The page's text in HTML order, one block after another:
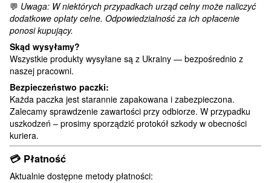
💬 Uwaga: W niektórych przypadkach urząd celny może naliczyć
dodatkowe opłaty celne. Odpowiedzialność za ich opłacenie
ponosi kupujący.
Skąd wysyłamy?
Wszystkie produkty wysyłane są z Ukrainy — bezpośrednio z
naszej pracowni.
Bezpieczeństwo paczki:
Każda paczka jest starannie zapakowana i zabezpieczona.
Zalecamy sprawdzenie zawartości przy odbiorze. W przypadku
uszkodzeń – prosimy sporządzić protokół szkody w obecności
kuriera.
💳 Płatność
Aktualnie dostępne metody płatności: